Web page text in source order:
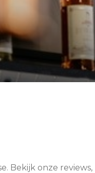
Bekijk onze